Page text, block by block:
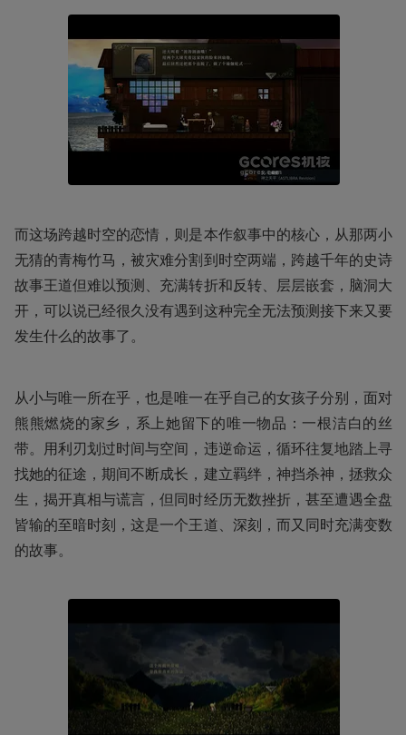
而这场跨越时空的恋情，则是本作叙事中的核心，从那两小
无猜的青梅竹马，被灾难分割到时空两端，跨越千年的史诗
故事王道但难以预测、充满转折和反转、层层嵌套，脑洞大
开，可以说已经很久没有遇到这种完全无法预测接下来又要
发生什么的故事了。
从小与唯一所在乎，也是唯一在乎自己的女孩子分别，面对
熊熊燃烧的家乡，系上她留下的唯一物品：一根洁白的丝
带。用利刃划过时间与空间，违逆命运，循环往复地踏上寻
找她的征途，期间不断成长，建立羁绊，神挡杀神，拯救众
生，揭开真相与谎言，但同时经历无数挫折，甚至遭遇全盘
皆输的至暗时刻，这是一个王道、深刻，而又同时充满变数
的故事。